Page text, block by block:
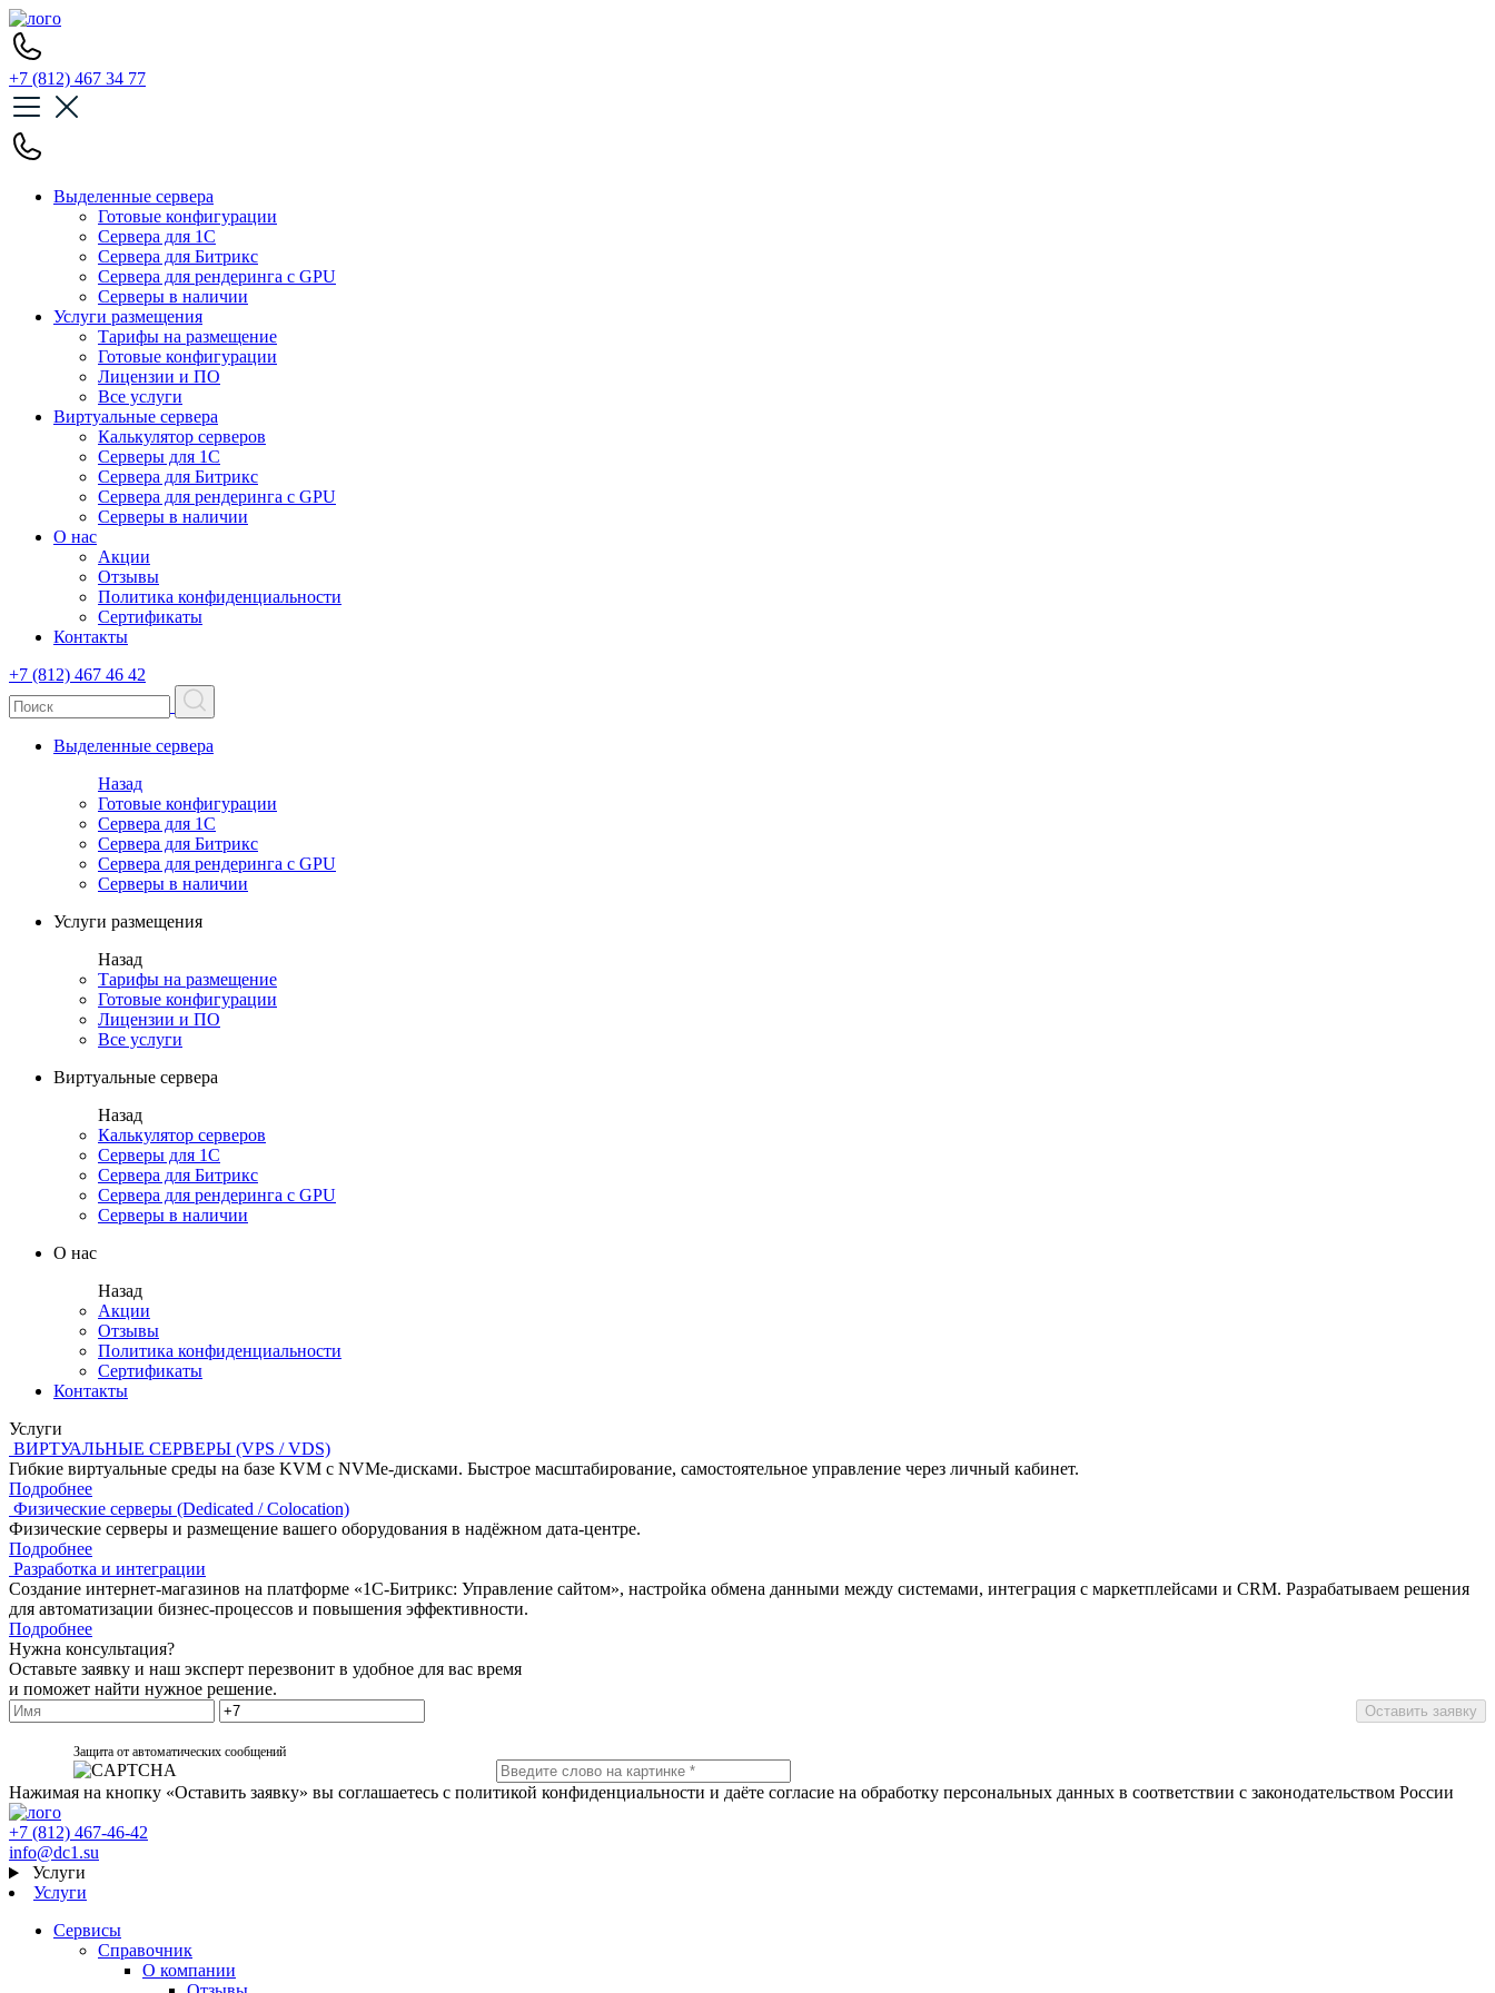
+7 (812) 467 34 77
Выделенные сервера
Готовые конфигурации
Сервера для 1С
Сервера для Битрикс
Сервера для рендеринга с GPU
Серверы в наличии
Услуги размещения
Тарифы на размещение
Готовые конфигурации
Лицензии и ПО
Все услуги
Виртуальные сервера
Калькулятор серверов
Серверы для 1С
Сервера для Битрикс
Сервера для рендеринга с GPU
Серверы в наличии
О нас
Акции
Отзывы
Политика конфиденциальности
Сертификаты
Контакты
+7 (812) 467 46 42
Выделенные сервера
Назад
Готовые конфигурации
Сервера для 1С
Сервера для Битрикс
Сервера для рендеринга с GPU
Серверы в наличии
Услуги размещения
Назад
Тарифы на размещение
Готовые конфигурации
Лицензии и ПО
Все услуги
Виртуальные сервера
Назад
Калькулятор серверов
Серверы для 1С
Сервера для Битрикс
Сервера для рендеринга с GPU
Серверы в наличии
О нас
Назад
Акции
Отзывы
Политика конфиденциальности
Сертификаты
Контакты
Услуги
ВИРТУАЛЬНЫЕ СЕРВЕРЫ (VPS / VDS)
Гибкие виртуальные среды на базе KVM с NVMe-дисками. Быстрое масштабирование, самостоятельное управление через личный кабинет.
Подробнее
Физические серверы (Dedicated / Colocation)
Физические серверы и размещение вашего оборудования в надёжном дата-центре.
Подробнее
Разработка и интеграции
Создание интернет-магазинов на платформе «1С-Битрикс: Управление сайтом», настройка обмена данными между системами, интеграция с маркетплейсами и CRM. Разрабатываем решения
для автоматизации бизнес-процессов и повышения эффективности.
Подробнее
Нужна консультация?
Оставьте заявку и наш эксперт перезвонит в удобное для вас время
и поможет найти нужное решение.
Защита от автоматических сообщений
Нажимая на кнопку «Оставить заявку» вы соглашаетесь с политикой конфиденциальности и даёте согласие на обработку персональных данных в соответствии с законодательством России
+7 (812) 467-46-42
info@dc1.su
Услуги
Услуги
Сервисы
Справочник
О компании